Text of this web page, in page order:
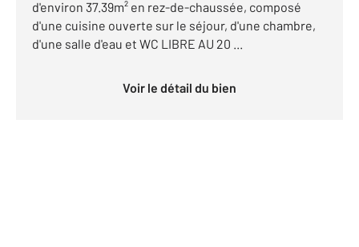
d'environ 37.39m² en rez-de-chaussée, composé
d'une cuisine ouverte sur le séjour, d'une chambre,
d'une salle d'eau et WC LIBRE AU 20 ...
Voir le détail du bien